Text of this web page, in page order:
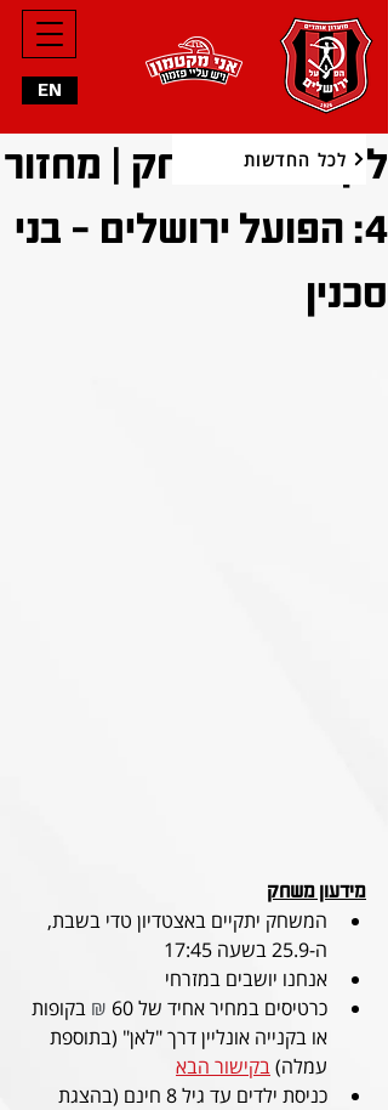
EN
לקראת המשחק | מחזור
4: הפועל ירושלים - בני
סכנין
מידעון משחק
המשחק יתקיים באצטדיון טדי בשבת,
ה-25.9 בשעה 17:45
אנחנו יושבים במזרחי
כרטיסים במחיר אחיד של 60
₪ בקופות
או בקנייה אונליין דרך "לאן" (בתוספת
עמלה) בקישור הבא
כניסת ילדים עד גיל 8 חינם (בהצגת
לכל החדשות